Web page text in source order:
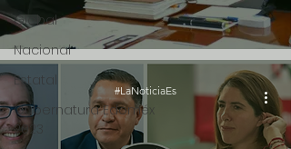
Global
Nacional
Estatal
Gubernatura Edoméx
2023
#LaNoticiaEs